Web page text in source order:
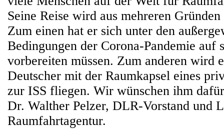
Seine Reise wird aus mehreren Gründen
Zum einen hat er sich unter den
Bedingungen der Corona-Pandemie auf
vorbereiten müssen. Zum anderen wird
Deutscher mit der Raumkapsel eines
zur ISS fliegen. Wir wünschen ihm
Dr. Walther Pelzer, DLR-Vorstand und
Raumfahrtagentur.